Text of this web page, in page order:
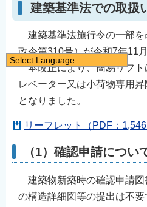
建築基準法での取扱
建築基準法施行令の一部を
政令第310号）が令和7年11
本改正により、簡易リフト
レベーター又は小荷物専用
となりました。
リーフレット（PDF：
（1）確認申請につい
建築物新築時の確認申請図
の構造詳細図等の提出は不
Select Language
English
繁體中文
한국어
Filipino